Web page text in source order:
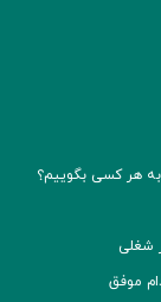
به هر کسی بگوییم؟
شغلی